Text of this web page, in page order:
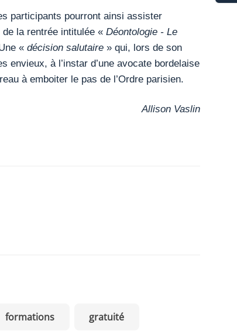
participants pourront ainsi assister
la rentrée intitulée « Déontologie - Le
« décision salutaire » qui, lors de son
envieux, à l’instar d’une avocate bordelaise
à emboiter le pas de l’Ordre parisien.
Allison Vaslin
formations gratuité